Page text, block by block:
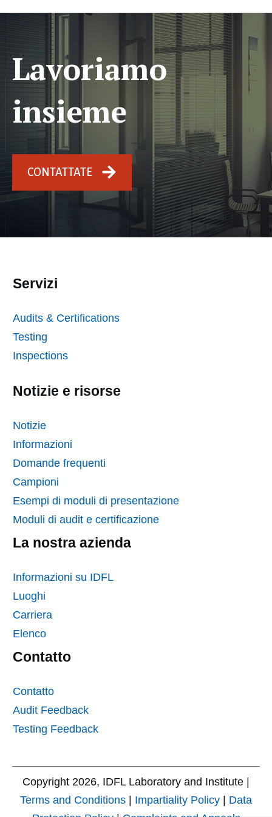
Lavoriamo
insieme
CONTATTATE
Servizi
Audits & Certifications
Testing
Inspections
Notizie e risorse
Notizie
Informazioni
Domande frequenti
Campioni
Esempi di moduli di presentazione
Moduli di audit e certificazione
La nostra azienda
Informazioni su IDFL
Luoghi
Carriera
Elenco
Contatto
Contatto
Audit Feedback
Testing Feedback
Copyright 2026, IDFL Laboratory and Institute |
Terms and Conditions | Impartiality Policy | Data